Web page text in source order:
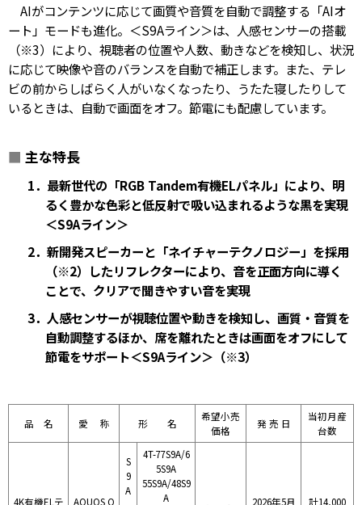
AIがコンテンツに応じて画質や音質を自動で調整する「AIオ
ート」モードも進化。＜S9Aライン＞は、人感センサーの搭載
（※3）により、視聴者の位置や人数、動きなどを検知し、状況
に応じて映像や音のバランスを自動で補正します。また、テレ
ビの前からしばらく人がいなくなったり、うたた寝したりして
いるときは、自動で画面をオフ。節電にも配慮しています。
■ 主な特長
1．最新世代の「RGB Tandem有機ELパネル」により、明
るく豊かな色彩と低反射で吸い込まれるような黒を実現
＜S9Aライン＞
2．新開発スピーカーと「ネイチャーテクノロジー」を採用
（※2）したリフレクターにより、音を正面方向に導く
ことで、クリアで聞きやすい音を実現
3．人感センサーが視聴位置や動きを検知し、画質・音質を
自動調整するほか、席を離れたときは画面をオフにして
節電をサポート＜S9Aライン＞（※3）
品 名 愛 称 形 名
希望小売
価格
発 売 日
当初月産
台数
4K有機ELテ
AQUOS O
S
9
A
4T-77S9A/6
5S9A
55S9A/48S9
A
2026年5月
計14,000